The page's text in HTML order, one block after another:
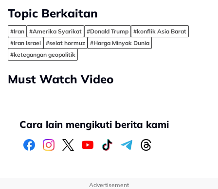
Topic Berkaitan
#Iran #Amerika Syarikat #Donald Trump
#konflik Asia Barat
#Iran Israel
#selat hormuz
#Harga Minyak Dunia
#ketegangan geopolitik
Must Watch Video
Cara lain mengikuti berita kami
Advertisement